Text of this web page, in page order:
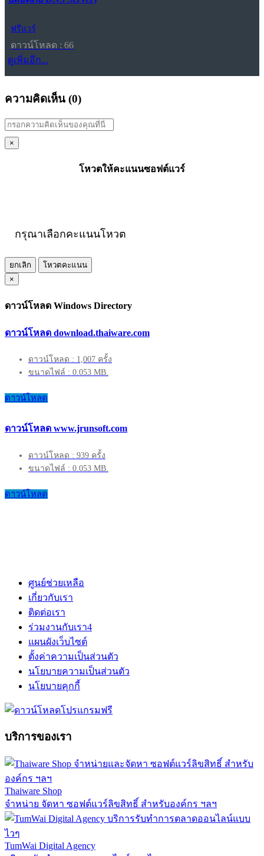
ฟรีแวร์
ดาวน์โหลด : 66
ดูเพิ่มอีก...
ความคิดเห็น (0)
×
โหวตให้คะแนนซอฟต์แวร์
กรุณาเลือกคะแนนโหวต
ยกเลิก
โหวตคะแนน
×
ดาวน์โหลด Windows Directory
ดาวน์โหลด download.thaiware.com
ดาวน์โหลด : 1,007 ครั้ง
ขนาดไฟล์ : 0.053 MB.
ดาวน์โหลด
ดาวน์โหลด www.jrunsoft.com
ดาวน์โหลด : 939 ครั้ง
ขนาดไฟล์ : 0.053 MB.
ดาวน์โหลด
ศูนย์ช่วยเหลือ
เกี่ยวกับเรา
ติดต่อเรา
ร่วมงานกับเรา4
แผนผังเว็บไซต์
ตั้งค่าความเป็นส่วนตัว
นโยบายความเป็นส่วนตัว
นโยบายคุกกี้
บริการของเรา
Thaiware Shop
จำหน่าย จัดหา ซอฟต์แวร์ลิขสิทธิ์ สำหรับองค์กร ฯลฯ
TumWai Digital Agency